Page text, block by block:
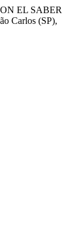
EL SABER
Carlos (SP),